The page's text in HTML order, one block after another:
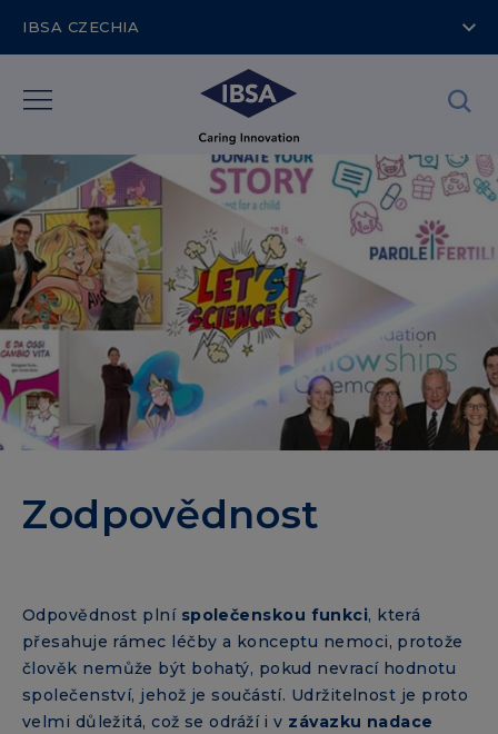
IBSA CZECHIA
Zodpovědnost
Odpovědnost plní společenskou funkci, která
přesahuje rámec léčby a konceptu nemoci, protože
člověk nemůže být bohatý, pokud nevrací hodnotu
společenství, jehož je součástí. Udržitelnost je proto
velmi důležitá, což se odráží i v závazku nadace